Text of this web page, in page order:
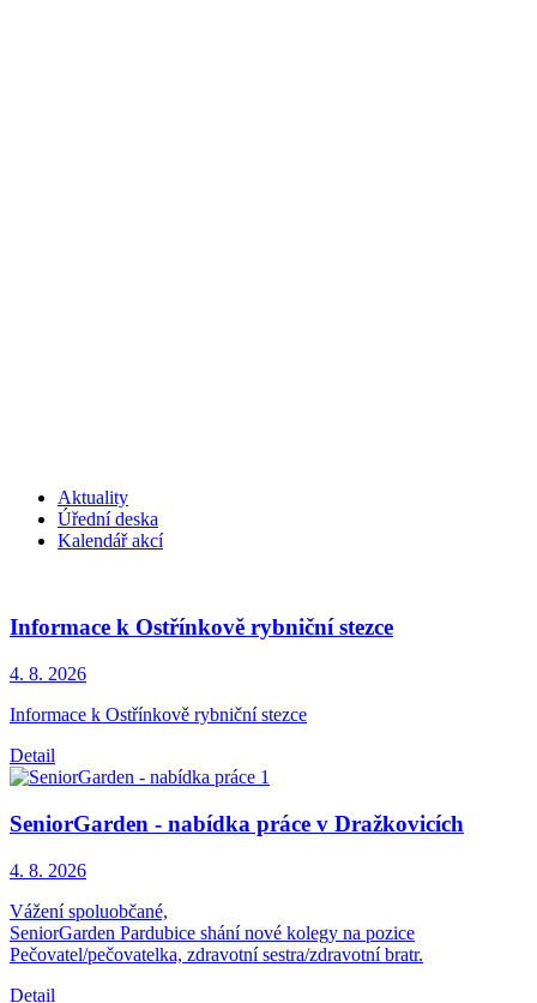
Aktuality
Úřední deska
Kalendář akcí
Informace k Ostřínkově rybniční stezce
4. 8. 2026
Informace k Ostřínkově rybniční stezce
Detail
SeniorGarden - nabídka práce v Dražkovicích
4. 8. 2026
Vážení spoluobčané,
SeniorGarden Pardubice shání nové kolegy na pozice
Pečovatel/pečovatelka, zdravotní sestra/zdravotní bratr.
Detail